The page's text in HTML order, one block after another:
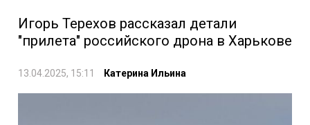
Игорь Терехов рассказал детали
"прилета" российского дрона в Харькове
13.04.2025, 15:11 Катерина Ильина